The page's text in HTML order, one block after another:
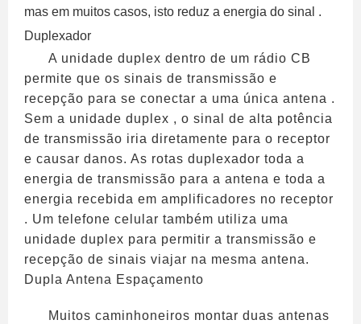
mas em muitos casos, isto reduz a energia do sinal .
Duplexador
A unidade duplex dentro de um rádio CB
permite que os sinais de transmissão e
recepção para se conectar a uma única antena .
Sem a unidade duplex , o sinal de alta potência
de transmissão iria diretamente para o receptor
e causar danos. As rotas duplexador toda a
energia de transmissão para a antena e toda a
energia recebida em amplificadores no receptor
. Um telefone celular também utiliza uma
unidade duplex para permitir a transmissão e
recepção de sinais viajar na mesma antena.
Dupla Antena Espaçamento
Muitos caminhoneiros montar duas antenas